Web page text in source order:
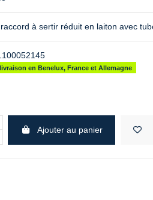
à sertir réduit en laiton avec
en Benelux, France et Allemagne
Ajouter au panier